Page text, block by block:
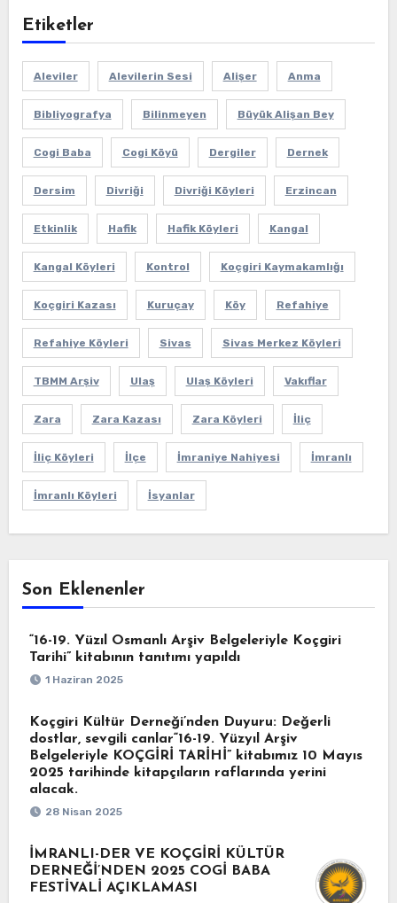
Etiketler
Aleviler Alevilerin Sesi Alişer Anma
Bibliyografya Bilinmeyen Büyük Alişan Bey
Cogi Baba Cogi Köyü Dergiler Dernek
Dersim Divriği Divriği Köyleri Erzincan
Etkinlik Hafik Hafik Köyleri Kangal
Kangal Köyleri Kontrol Koçgiri Kaymakamlığı
Koçgiri Kazası Kuruçay Köy Refahiye
Refahiye Köyleri Sivas Sivas Merkez Köyleri
TBMM Arşiv Ulaş Ulaş Köyleri Vakıflar
Zara Zara Kazası Zara Köyleri İliç
İliç Köyleri İlçe İmraniye Nahiyesi İmranlı
İmranlı Köyleri İsyanlar
Son Eklenenler
“16-19. Yüzıl Osmanlı Arşiv Belgeleriyle Koçgiri
Tarihi” kitabının tanıtımı yapıldı
1 Haziran 2025
Koçgiri Kültür Derneği’nden Duyuru: Değerli
dostlar, sevgili canlar“16-19. Yüzyıl Arşiv
Belgeleriyle KOÇGİRİ TARİHİ” kitabımız 10 Mayıs
2025 tarihinde kitapçıların raflarında yerini
alacak.
28 Nisan 2025
İMRANLI-DER VE KOÇGİRİ KÜLTÜR
DERNEĞİ’NDEN 2025 COGİ BABA
FESTİVALİ AÇIKLAMASI